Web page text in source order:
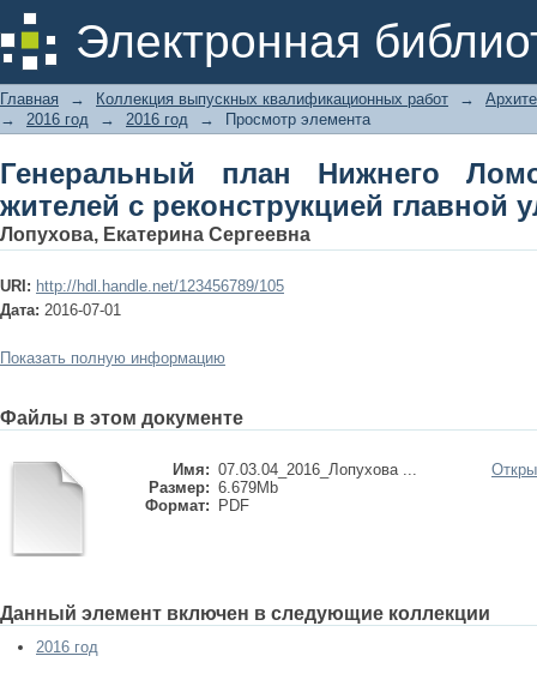
Электронная
Генеральный план Нижнего
главной улицы города
Главная → Коллекция выпускных квалификационных работ →
→
2016 год → 2016 год → Просмотр элемента
Генеральный план Нижнего
жителей с реконструкцией главной
Лопухова, Екатерина Сергеевна
URI: http://hdl.handle.net/123456789/105
Дата: 2016-07-01
Показать полную информацию
Файлы в этом документе
Имя: 07.03.04_2016_Лопухова ...
Размер: 6.679Mb
Формат:
PDF
Данный элемент включен в следующие коллекции
2016 год